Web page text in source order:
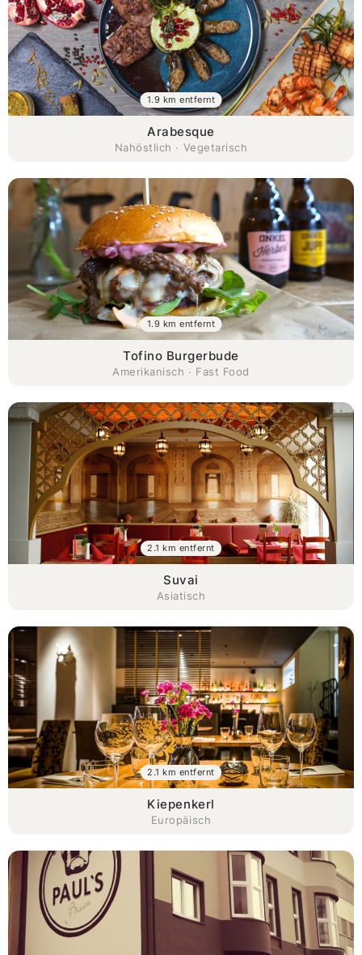
Arabesque
Nahöstlich · Vegetarisch
1.9 km entfernt
Tofino Burgerbude
Amerikanisch · Fast Food
1.9 km entfernt
Suvai
Asiatisch
2.1 km entfernt
Kiepenkerl
Europäisch
2.1 km entfernt